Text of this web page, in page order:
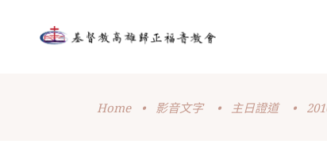
Home • 影音文字 • 主日證道 •